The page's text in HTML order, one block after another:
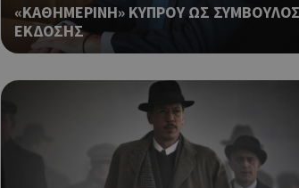
«ΚΑΘΗΜΕΡΙΝΗ» ΚΥΠΡΟΥ ΩΣ ΣΥΜΒΟΥΛΟΣ
ΕΚΔΟΣΗΣ
PHP.net
cyprusen.wiz-
guide.com
Cookie που
βασίζονται στη
αναγνωριστικό
περιόδου
ένας τυχαίος αριθμός
τρόπος με τον οποίο
συγκεκριμένος για
παράδειγμα είναι η
σύνδεσης για έναν